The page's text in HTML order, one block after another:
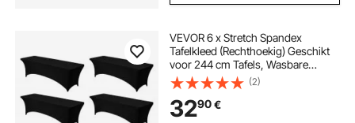
VEVOR 6 x Stretch Spandex
Tafelkleed (Rechthoekig) Geschikt
voor 244 cm Tafels, Wasbare
Kreukvrije Tafelkleedbeschermer,
Tafelkleed voor Feesten, Bruiloften,
Banketten, Festivals, Zwart
(2)
3290€